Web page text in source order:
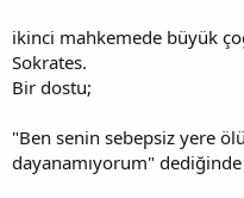
ikinci mahkemede büyük
Sokrates.
Bir dostu;
"Ben senin sebepsiz yere
dayanamıyorum"